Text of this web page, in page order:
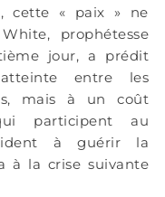
cette « paix » ne
prophétesse
jour, a prédit
entre les
mais à un coût
participent au
à guérir la
à la crise suivante